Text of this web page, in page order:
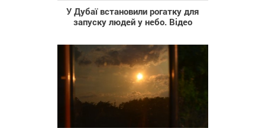
У Дубаї встановили рогатку для
запуску людей у небо. Відео